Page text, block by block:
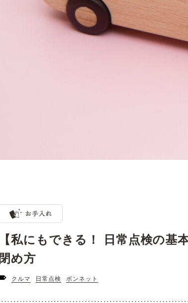
【私にもできる！ 日常点検の基
閉め方
クルマ 日常点検 ボンネット